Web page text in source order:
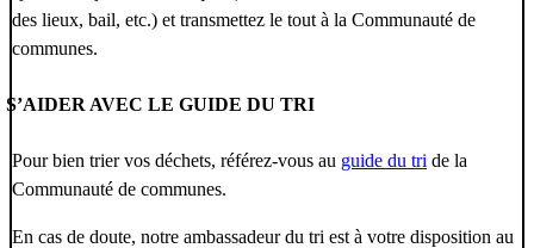
des lieux, bail, etc.) et transmettez le tout à la Communauté de
communes.
S’AIDER AVEC LE GUIDE DU TRI
Pour bien trier vos déchets, référez-vous au guide du tri de la
Communauté de communes.
En cas de doute, notre ambassadeur du tri est à votre disposition au